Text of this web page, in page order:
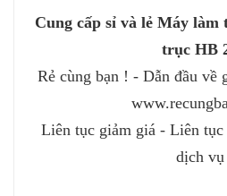
Cung cấp sỉ và lẻ Máy làm
trục HB
Rẻ cùng bạn ! - Dẫn đầu về
Liên tục giảm giá - Liên tục
dịch vụ